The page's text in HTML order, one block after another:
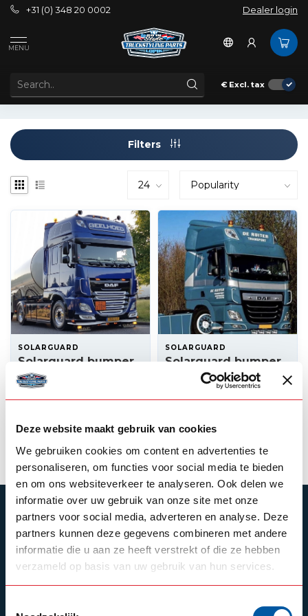
Deze website maakt gebruik van cookies
We gebruiken cookies om content en advertenties te
personaliseren, om functies voor social media te bieden
en om ons websiteverkeer te analyseren. Ook delen we
informatie over uw gebruik van onze site met onze
partners voor social media, adverteren en analyse. Deze
partners kunnen deze gegevens combineren met andere
informatie die u aan ze heeft verstrekt of die ze hebben
verzameld op basis van uw gebruik van hun services.
+31 (0) 348 20 0002 Dealer login
MENU
€ Excl. tax
Tags
PRODUCTS TAGGED WITH DAF LIP
Filters
SOLARGUARD
Solarguard bumper
spoiler DAF XF
SOLARGUARD
Solarguard bumper
spoiler DAF CF
SUBSCRIBE TO OUR NEWSLETTER
Stay up to date with our latest offers